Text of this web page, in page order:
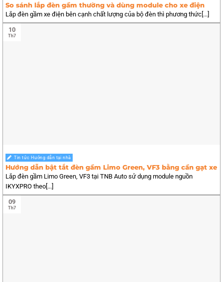
So sánh lắp đèn gầm thường và dùng module cho xe điện
Lắp đèn gầm xe điện bên cạnh chất lượng của bộ đèn thì phương thức[...]
Tin tức Hướng dẫn tại nhà
Hướng dẫn bật tắt đèn gầm Limo Green, VF3 bằng cần gạt xe
Lắp đèn gầm Limo Green, VF3 tại TNB Auto sử dụng module nguồn
IKYXPRO theo[...]
10
Th7
09
Th7